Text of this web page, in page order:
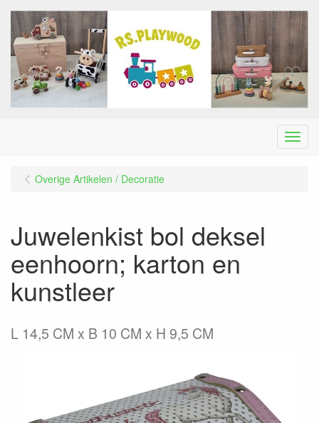
Menu
Overige Artikelen / Decoratie
Juwelenkist bol deksel
eenhoorn; karton en
kunstleer
L 14,5 CM x B 10 CM x H 9,5 CM